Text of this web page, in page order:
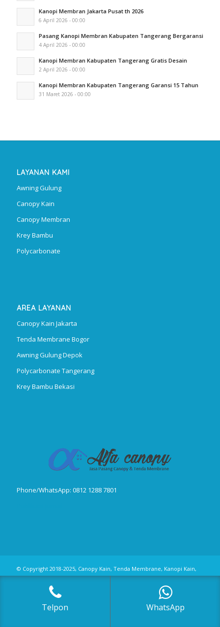
Kanopi Membran Jakarta Pusat th 2026
6 April 2026 - 00:00
Pasang Kanopi Membran Kabupaten Tangerang Bergaransi
4 April 2026 - 00:00
Kanopi Membran Kabupaten Tangerang Gratis Desain
2 April 2026 - 00:00
Kanopi Membran Kabupaten Tangerang Garansi 15 Tahun
31 Maret 2026 - 00:00
LAYANAN KAMI
Awning Gulung
Canopy Kain
Canopy Membran
Krey Bambu
Polycarbonate
AREA LAYANAN
Canopy Kain Jakarta
Tenda Membrane Bogor
Awning Gulung Depok
Polycarbonate Tangerang
Krey Bambu Bekasi
Phone/WhatsApp: 0812 1288 7801
© Copyright 2018-2025, Canopy Kain, Tenda Membrane, Kanopi Kain,
Kanopi Minmalis
Telpon WhatsApp